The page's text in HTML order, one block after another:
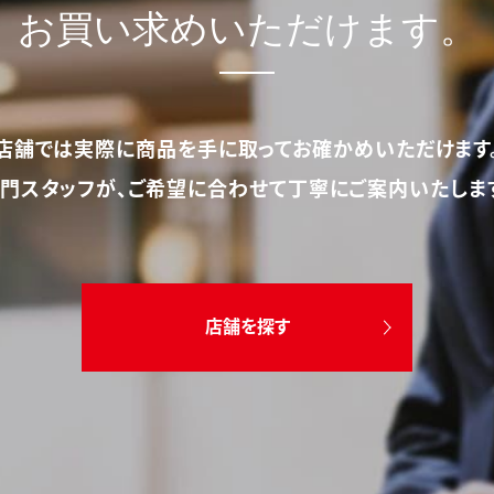
お買い求めいただけます。
舗では実際に商品を手に取ってお確かめいただけます
スタッフが、ご希望に合わせて丁寧にご案内いたしま
店舗を探す